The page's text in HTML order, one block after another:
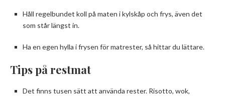
Håll regelbundet koll på maten i kylskåp och frys, även det
som står längst in.
Ha en egen hylla i frysen för matrester, så hittar du lättare.
Tips på restmat
Det finns tusen sätt att använda rester. Risotto, wok,